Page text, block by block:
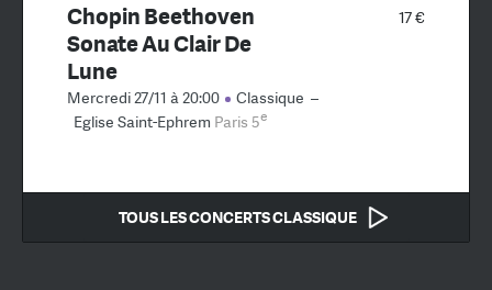
17 €
Chopin Beethoven
Sonate Au Clair De
Lune
Mercredi 27/11 à 20:00 Classique –
Eglise Saint-Ephrem Paris 5e
TOUS LES CONCERTS CLASSIQUE